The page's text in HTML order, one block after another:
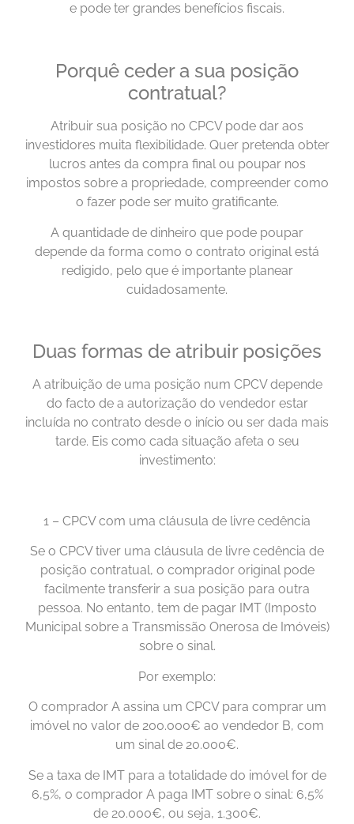
e pode ter grandes benefícios fiscais.
Porquê ceder a sua posição
contratual?
Atribuir sua posição no CPCV pode dar aos
investidores muita flexibilidade. Quer pretenda obter
lucros antes da compra final ou poupar nos
impostos sobre a propriedade, compreender como
o fazer pode ser muito gratificante.
A quantidade de dinheiro que pode poupar
depende da forma como o contrato original está
redigido, pelo que é importante planear
cuidadosamente.
Duas formas de atribuir posições
A atribuição de uma posição num CPCV depende
do facto de a autorização do vendedor estar
incluída no contrato desde o início ou ser dada mais
tarde. Eis como cada situação afeta o seu
investimento:
1 – CPCV com uma cláusula de livre cedência
Se o CPCV tiver uma cláusula de livre cedência de
posição contratual, o comprador original pode
facilmente transferir a sua posição para outra
pessoa. No entanto, tem de pagar IMT (Imposto
Municipal sobre a Transmissão Onerosa de Imóveis)
sobre o sinal.
Por exemplo:
O comprador A assina um CPCV para comprar um
imóvel no valor de 200.000€ ao vendedor B, com
um sinal de 20.000€.
Se a taxa de IMT para a totalidade do imóvel for de
6,5%, o comprador A paga IMT sobre o sinal: 6,5%
de 20.000€, ou seja, 1.300€.